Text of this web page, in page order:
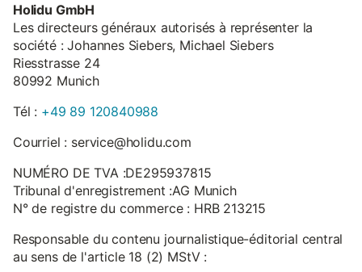
Holidu GmbH
Les directeurs généraux autorisés à représenter la
société : Johannes Siebers, Michael Siebers
Riesstrasse 24
80992 Munich
Tél : +49 89 120840988
Courriel : service@holidu.com
NUMÉRO DE TVA :DE295937815
Tribunal d'enregistrement :AG Munich
N° de registre du commerce : HRB 213215
Responsable du contenu journalistique-éditorial central
au sens de l'article 18 (2) MStV :